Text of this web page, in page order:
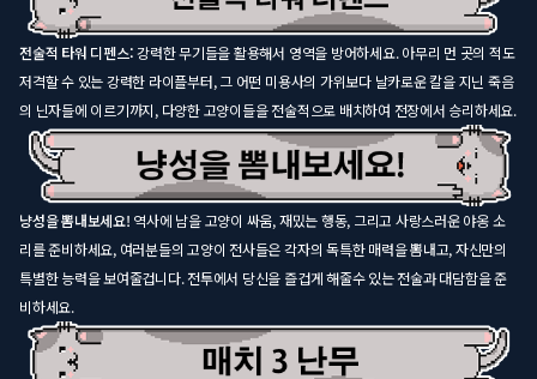
전술적 타워 디펜스:강력한 무기들을 활용해서 영역을 방어하세요. 아무리 먼 곳의 적도
저격할 수 있는 강력한 라이플부터, 그 어떤 미용사의 가위보다 날카로운 칼을 지닌 죽음
의 닌자들에 이르기까지, 다양한 고양이들을 전술적으로 배치하여 전장에서 승리하세요.
냥성을 뽐내보세요! 역사에 남을 고양이 싸움, 재밌는 행동, 그리고 사랑스러운 야옹 소
리를 준비하세요, 여러분들의 고양이 전사들은 각자의 독특한 매력을 뽐내고, 자신만의
특별한 능력을 보여줄겁니다. 전투에서 당신을 즐겁게 해줄수 있는 전술과 대담함을 준
비하세요.